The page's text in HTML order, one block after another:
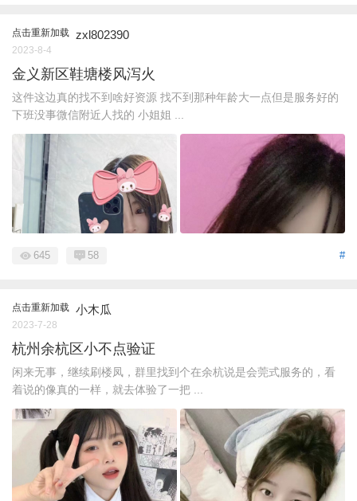
点击重新加载 zxl802390
2023-8-4
金义新区鞋塘楼风泻火
这件这边真的找不到啥好资源 找不到那种年龄大一点但是服务好的
下班没事微信附近人找的 小姐姐 ...
#
645 58
点击重新加载 小木瓜
2023-7-28
杭州余杭区小不点验证
闲来无事，继续刷楼凤，群里找到个在余杭说是会莞式服务的，看
着说的像真的一样，就去体验了一把 ...